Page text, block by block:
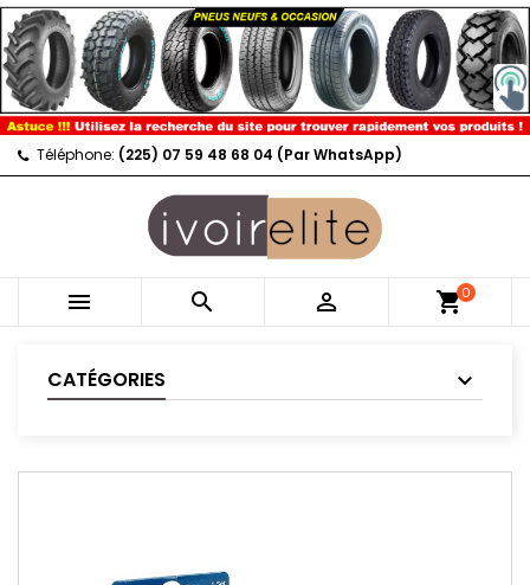
Téléphone: (225) 07 59 48 68 04 (Par WhatsApp)
   shopping_cart0
CATÉGORIES